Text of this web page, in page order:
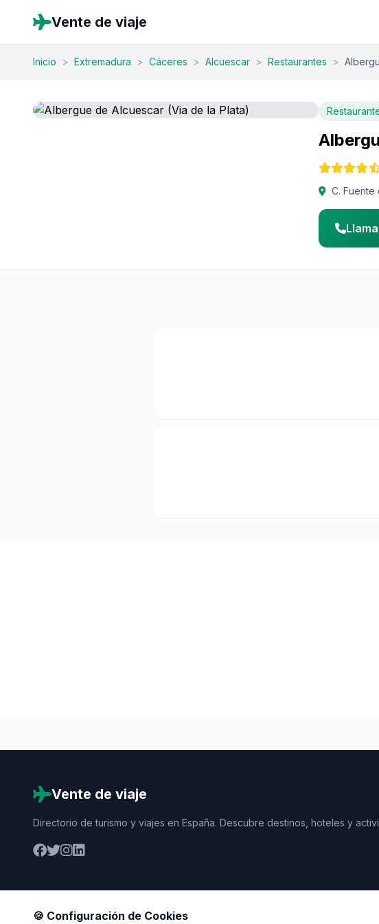
Vente de viaje
Inicio > Extremadura > Cáceres > Alcuescar > Restaurantes >
C. Fuente
Vente de viaje
Directorio de turismo y viajes en España. Descubre destinos, hoteles y
🍪 Configuración de Cookies